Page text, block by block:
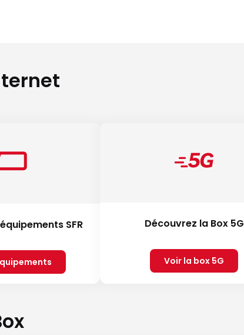
SFR Découvrez la Box 5G
Voir la box 5G